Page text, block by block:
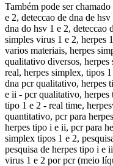
Também pode ser chamado
e 2, deteccao de dna de
dna do hsv 1 e 2, deteccao
simples virus 1 e 2, herpes
varios materiais, herpes
qualitativo diversos,
real, herpes simplex, tipos
dna pcr qualitativo, herpes
e ii - pcr qualitativo,
tipo 1 e 2 - real time,
quantitativo, pcr para
herpes tipo i e ii, pcr para
simplex tipos 1 e 2,
pesquisa de herpes tipo i e
virus 1 e 2 por pcr (meio